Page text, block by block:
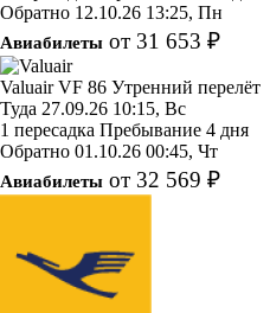
Обратно 12.10.26 13:25, Пн
Авиабилеты от 31 653 ₽
ValuairVF 86 Утренний перелёт
Туда 27.09.26 10:15, Вс
1 пересадка Пребывание 4 дня
Обратно 01.10.26 00:45, Чт
Авиабилеты от 32 569 ₽